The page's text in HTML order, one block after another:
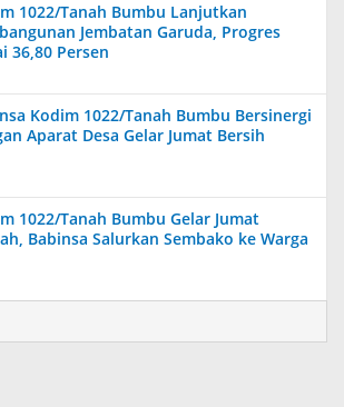
1022/Tanah Bumbu Lanjutkan
Jembatan Garuda, Progres
36,80 Persen
Kodim 1022/Tanah Bumbu Bersinergi
Aparat Desa Gelar Jumat Bersih
1022/Tanah Bumbu Gelar Jumat
Babinsa Salurkan Sembako ke Warga